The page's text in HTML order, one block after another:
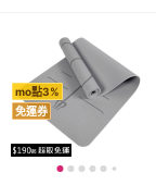
mo點3%
免運券